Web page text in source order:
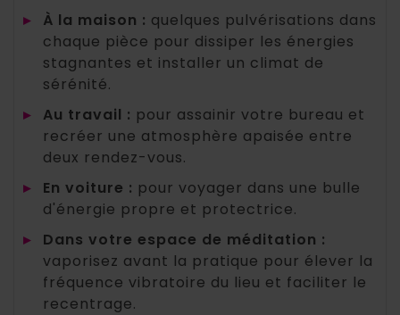
▸
À la maison : quelques pulvérisations dans
chaque pièce pour dissiper les énergies
stagnantes et installer un climat de
sérénité.
▸
Au travail : pour assainir votre bureau et
recréer une atmosphère apaisée entre
deux rendez-vous.
▸
En voiture : pour voyager dans une bulle
d'énergie propre et protectrice.
▸
Dans votre espace de méditation :
vaporisez avant la pratique pour élever la
fréquence vibratoire du lieu et faciliter le
recentrage.